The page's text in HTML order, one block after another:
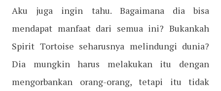
Aku juga ingin tahu. Bagaimana dia bisa
mendapat manfaat dari semua ini? Bukankah
Spirit Tortoise seharusnya melindungi dunia?
Dia mungkin harus melakukan itu dengan
mengorbankan orang-orang, tetapi itu tidak